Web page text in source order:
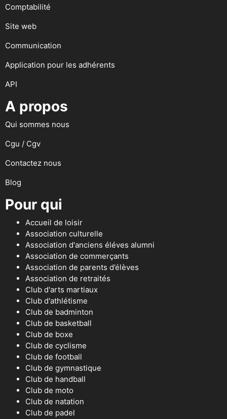
Comptabilité
Site web
Communication
Application pour les adhérents
API
A propos
Qui sommes nous
Cgu / Cgv
Contactez nous
Blog
Pour qui
Accueil de loisir
Association culturelle
Association d'anciens éléves alumni
Association de commerçants
Association de parents d’élèves
Association de retraités
Club d'arts martiaux
Club d'athlétisme
Club de badminton
Club de basketball
Club de boxe
Club de cyclisme
Club de football
Club de gymnastique
Club de handball
Club de moto
Club de natation
Club de padel